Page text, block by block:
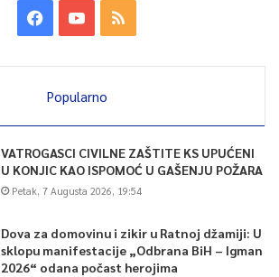
Popularno
VATROGASCI CIVILNE ZAŠTITE KS UPUĆENI
U KONJIC KAO ISPOMOĆ U GAŠENJU POŽARA
Petak, 7 Augusta 2026, 19:54
Dova za domovinu i zikir u Ratnoj džamiji: U
sklopu manifestacije „Odbrana BiH – Igman
2026“ odana počast herojima